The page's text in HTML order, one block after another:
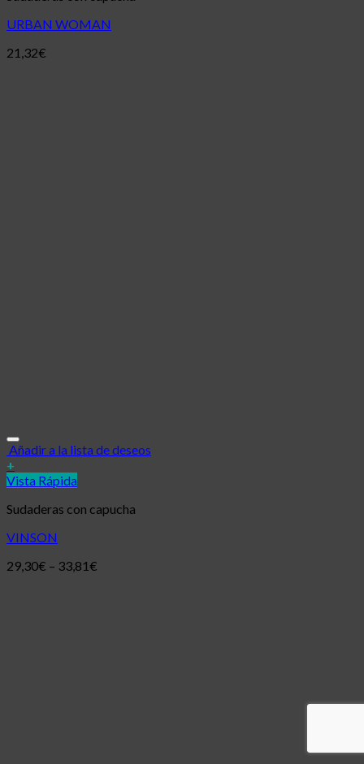
URBAN WOMAN
21,32€
Añadir a la lista de deseos
+
Vista Rápida
Sudaderas con capucha
VINSON
29,30€ – 33,81€